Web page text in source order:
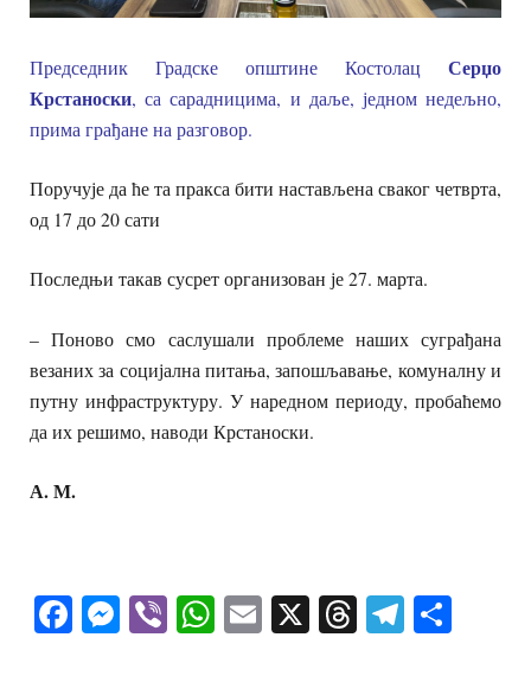
Председник Градске општине Костолац Серџо
Крстаноски, са сарадницима, и даље, једном недељно,
прима грађане на разговор.
Поручује да ће та пракса бити настављена сваког четврта,
од 17 до 20 сати
Последњи такав сусрет организован је 27. марта.
– Поново смо саслушали проблеме наших суграђана
везаних за социјална питања, запошљавање, комуналну и
путну инфраструктуру. У наредном периоду, пробаћемо
да их решимо, наводи Крстаноски.
А. М.
Facebook
Messenger
ViberWhatsApp
Email
X Threads